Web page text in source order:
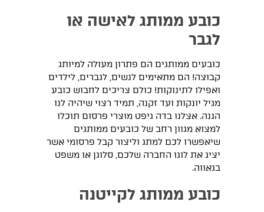
כובע ממותג לאישה או
לגבר
כובעים ממותגים הם פתרון מעולה למיותג
קבוצה! הם מתאימים לנשים, לגברים, לילדים
ואפילו לתינוקות! כולם צריכים לחבוש כובע
מגיל יונקות ועד זקנה, תמיד רצוי שיהיה לנו
הגנה. אצלנו בדה גיפט מוצרי פרסום תוכלו
למצוא מגוון רחב של כובעים ממותגים
שיאפשרו לכם למתג וליצור קבל פרסומי אשר
יציג את לוגו החברה שלכם, סלוגן או משפט
בגאווה.
כובע ממותג לקייטנה